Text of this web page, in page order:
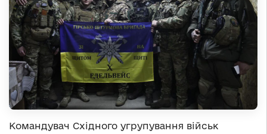
Командувач Східного угрупування військ